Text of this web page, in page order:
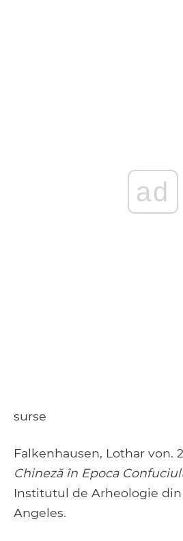
ad
surse
Falkenhausen, Lothar von.
Chineză în Epoca
Institutul de Arheologie din
Angeles.